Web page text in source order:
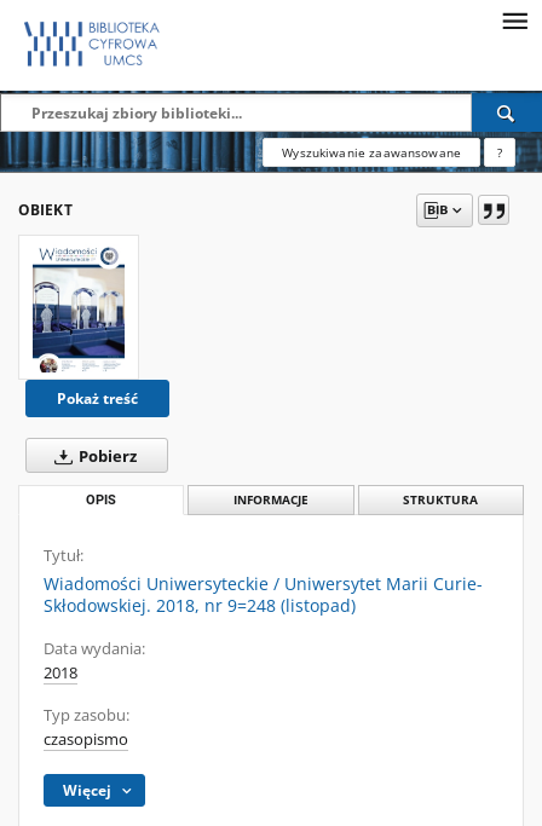
Wyszukiwanie zaawansowane ?
OBIEKT
Pokaż treść
Pobierz
OPIS INFORMACJE STRUKTURA
Tytuł:
Wiadomości Uniwersyteckie / Uniwersytet Marii Curie-
Skłodowskiej. 2018, nr 9=248 (listopad)
Data wydania:
2018
Typ zasobu:
czasopismo
Więcej